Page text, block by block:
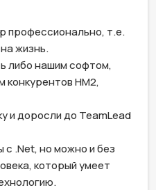
профессионально, т.е.
жизнь.
либо нашим софтом,
HM2,
и доросли до TeamLead
.Net, но можно и без
который умеет